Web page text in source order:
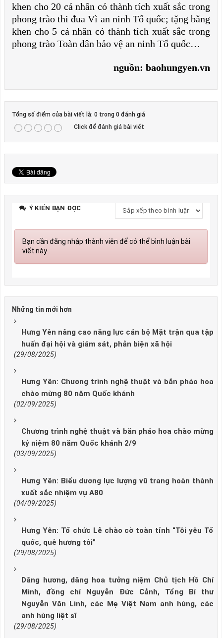
khen cho 20 cá nhân có thành tích xuất sắc trong
phong trào thi đua Vì an ninh Tổ quốc; tặng bằng
khen cho 5 cá nhân có thành tích xuất sắc trong
phong trào Toàn dân bảo vệ an ninh Tổ quốc…
nguồn: baohungyen.vn
Tổng số điểm của bài viết là: 0 trong 0 đánh giá
Click để đánh giá bài viết
Ý KIẾN BẠN ĐỌC
Bạn cần đăng nhập thành viên để có thể bình luận bài
viết này
Những tin mới hơn
Hưng Yên nâng cao năng lực cán bộ Mặt trận qua tập
huấn đại hội và giám sát, phản biện xã hội
(29/08/2025)
Hưng Yên: Chương trình nghệ thuật và bắn pháo hoa
chào mừng 80 năm Quốc khánh
(02/09/2025)
Chương trình nghệ thuật và bắn pháo hoa chào mừng
kỷ niệm 80 năm Quốc khánh 2/9
(03/09/2025)
Hưng Yên: Biểu dương lực lượng vũ trang hoàn thành
xuất sắc nhiệm vụ A80
(04/09/2025)
Hưng Yên: Tổ chức Lễ chào cờ toàn tỉnh “Tôi yêu Tổ
quốc, quê hương tôi”
(29/08/2025)
Dâng hương, dâng hoa tưởng niệm Chủ tịch Hồ Chí
Minh, đồng chí Nguyễn Đức Cảnh, Tổng Bí thư
Nguyễn Văn Linh, các Mẹ Việt Nam anh hùng, các
anh hùng liệt sĩ
(29/08/2025)